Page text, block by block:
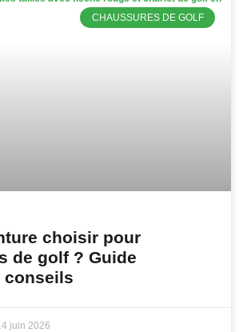
CHAUSSURES DE GOLF
choisir pour
de golf ? Guide
conseils
juin 2026